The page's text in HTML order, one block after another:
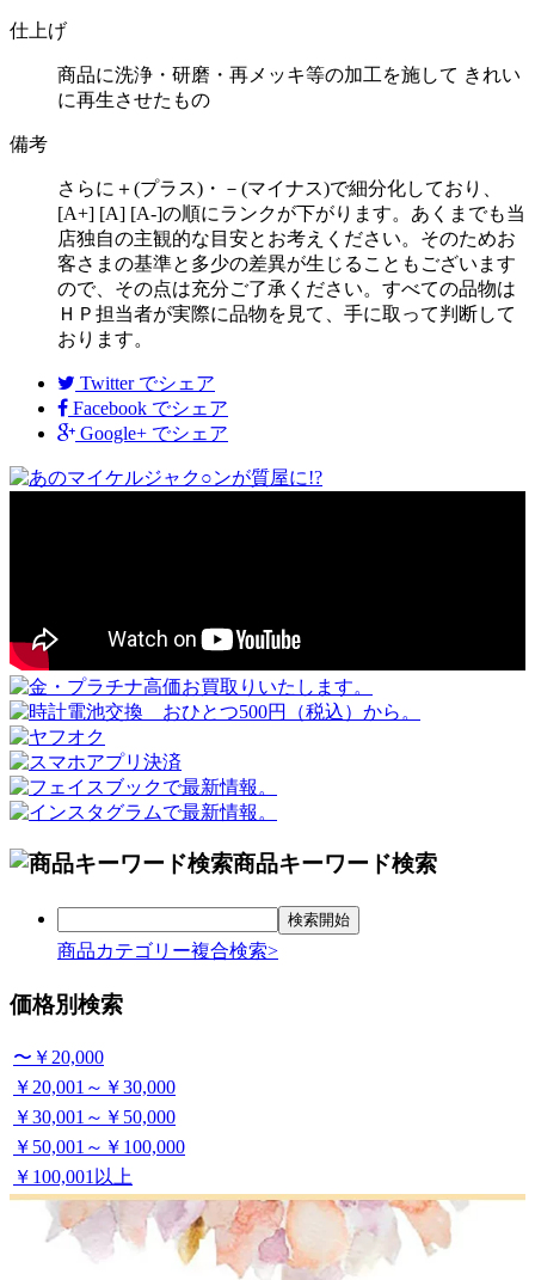
仕上げ
商品に洗浄・研磨・再メッキ等の加工を施して きれい
に再生させたもの
備考
さらに＋(プラス)・－(マイナス)で細分化しており、
[A+] [A] [A-]の順にランクが下がります。あくまでも当
店独自の主観的な目安とお考えください。そのためお
客さまの基準と多少の差異が生じることもございます
ので、その点は充分ご了承ください。すべての品物は
ＨＰ担当者が実際に品物を見て、手に取って判断して
おります。
Twitter でシェア
Facebook でシェア
Google+ でシェア
商品キーワード検索
商品カテゴリー複合検索>
価格別検索
〜￥20,000
￥20,001～￥30,000
￥30,001～￥50,000
￥50,001～￥100,000
￥100,001以上